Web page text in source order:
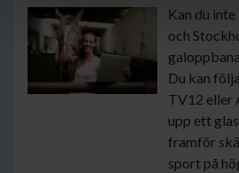
Kan du
och
Du kan
TV12 eller
upp ett
framför
sport på